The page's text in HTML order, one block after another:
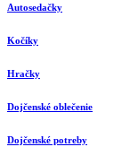
Autosedačky
Kočíky
Hračky
Dojčenské oblečenie
Dojčenské potreby